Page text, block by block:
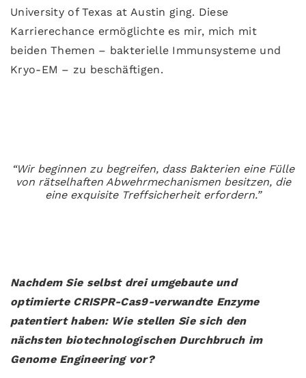
University of Texas at Austin ging. Diese
Karrierechance ermöglichte es mir, mich mit
beiden Themen – bakterielle Immunsysteme und
Kryo-EM – zu beschäftigen.
“Wir beginnen zu begreifen, dass Bakterien eine Fülle
von rätselhaften Abwehrmechanismen besitzen, die
eine exquisite Treffsicherheit erfordern.”
Nachdem Sie selbst drei umgebaute und
optimierte CRISPR-Cas9-verwandte Enzyme
patentiert haben: Wie stellen Sie sich den
nächsten biotechnologischen Durchbruch im
Genome Engineering vor?